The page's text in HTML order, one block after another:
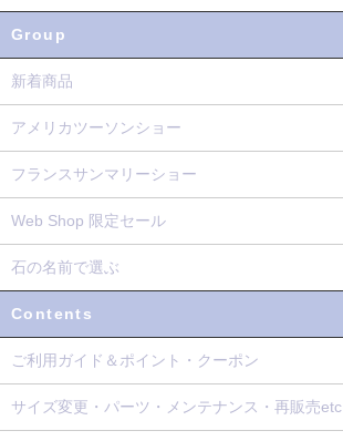
Group
新着商品
アメリカツーソンショー
フランスサンマリーショー
Web Shop 限定セール
石の名前で選ぶ
Contents
ご利用ガイド＆ポイント・クーポン
サイズ変更・パーツ・メンテナンス・再販売etc